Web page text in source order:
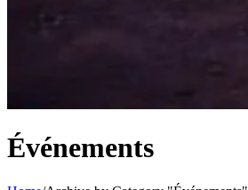
Événements